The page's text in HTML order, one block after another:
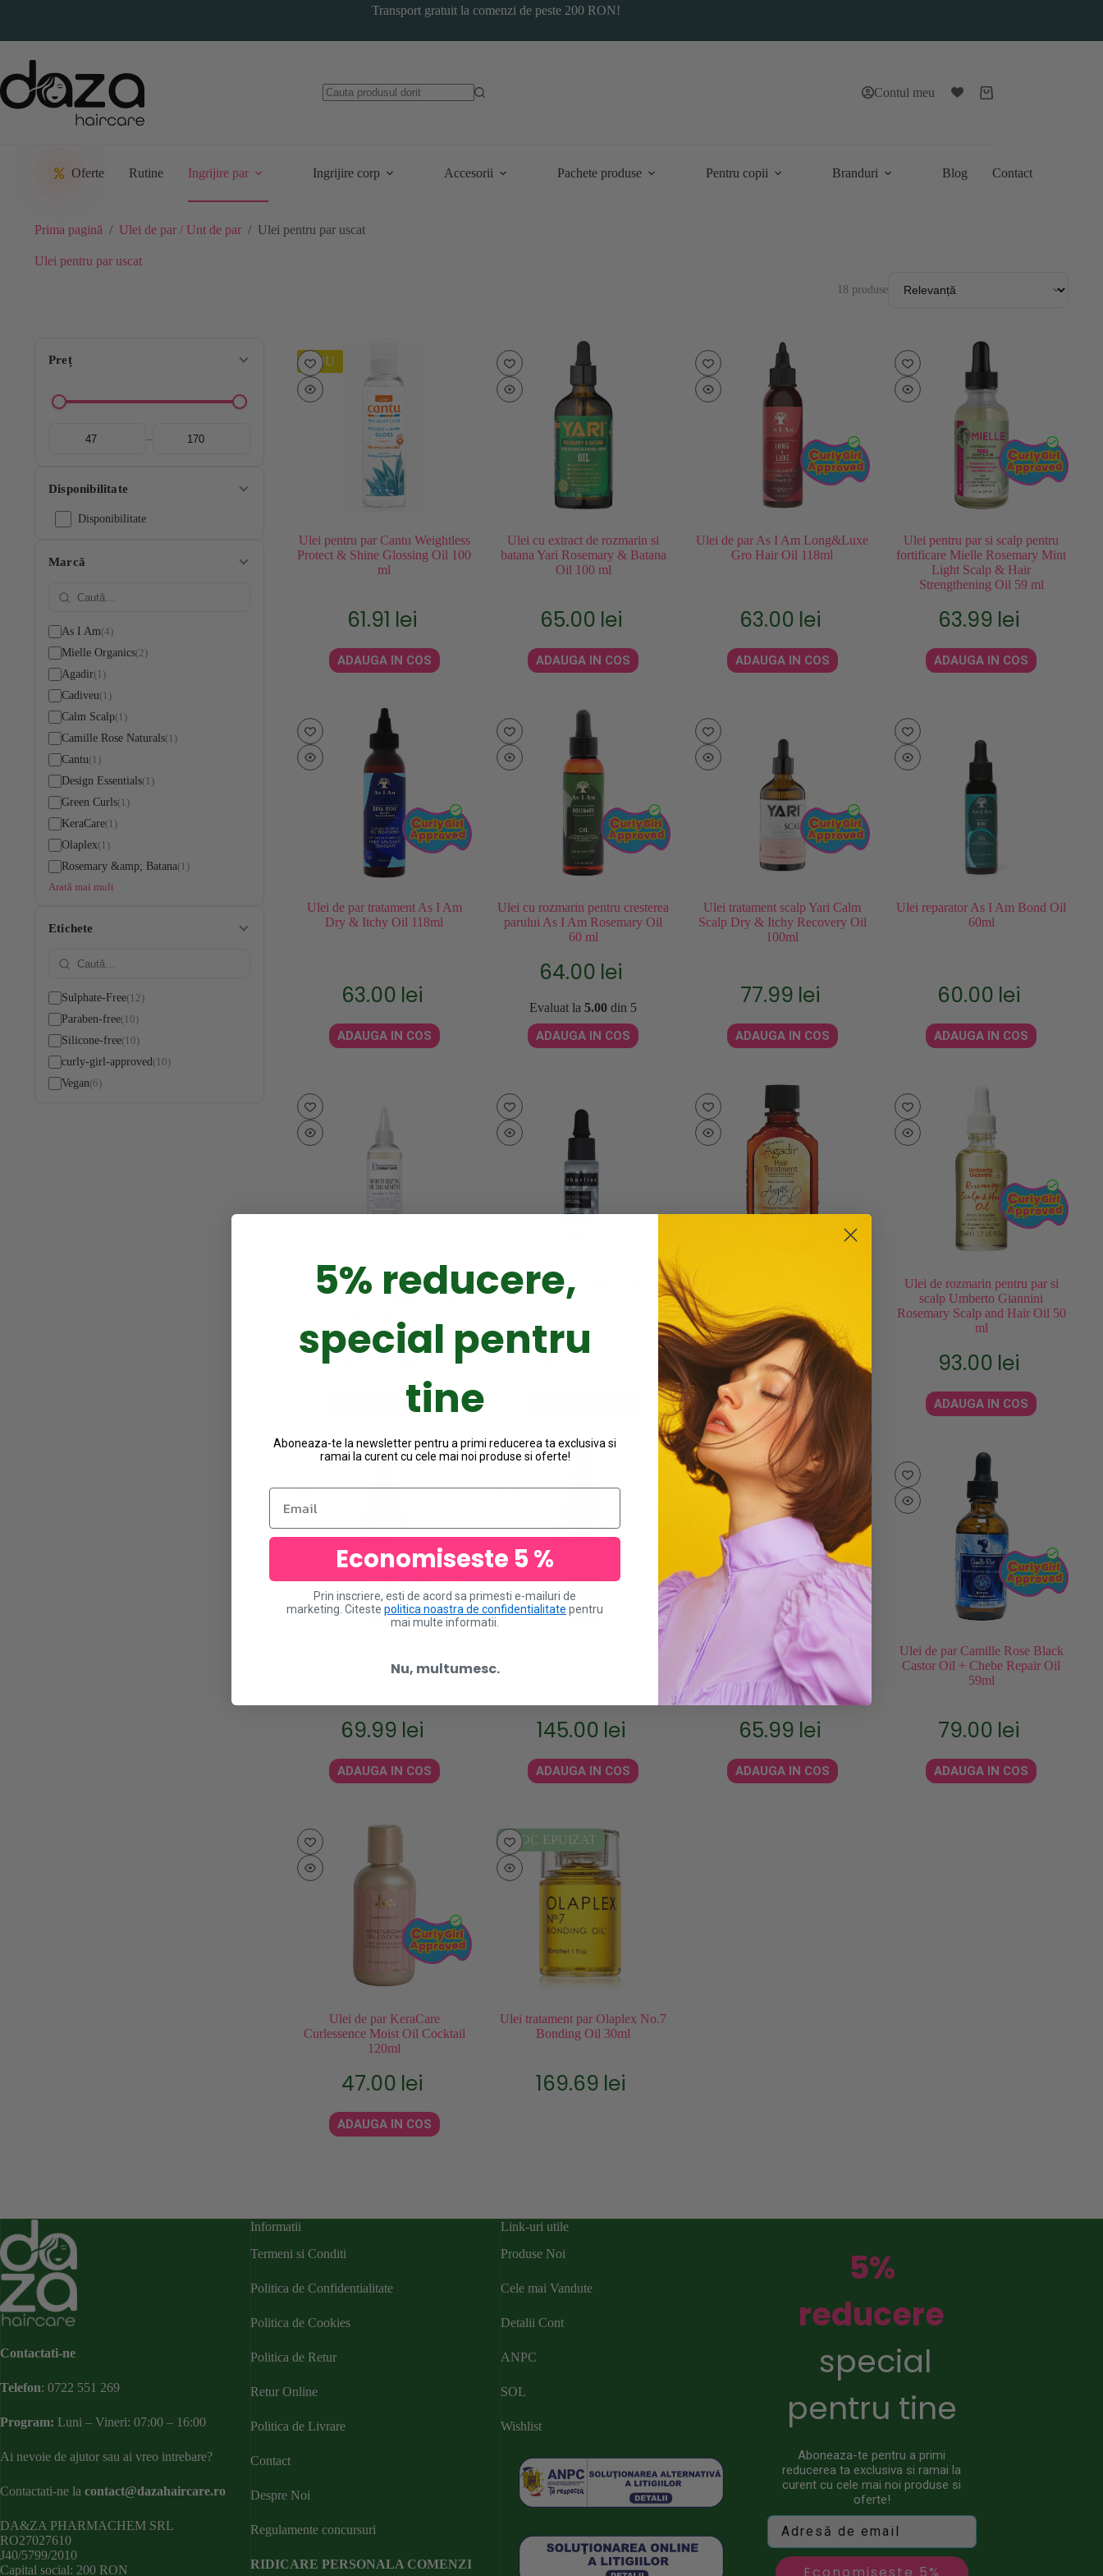
Transport gratuit la comenzi de peste 200 RON!
Contul meu
Coș
Oferte Rutine Ingrijire par Ingrijire corp Accesorii Pachete produse Pentru copii Branduri Blog Contact
Prima pagină / Ulei de par / Unt de par / Ulei pentru par uscat
Ulei pentru par uscat
18 produse
Preț
–
Disponibilitate
Disponibilitate
Marcă
As I Am 4
Mielle Organics 2
Agadir 1
Cadiveu 1
Calm Scalp 1
Camille Rose Naturals 1
Cantu 1
Design Essentials 1
Green Curls 1
KeraCare 1
Olaplex 1
Rosemary &amp; Batana 1
Arată mai mult
Etichete
Sulphate-Free 12
Paraben-free 10
Silicone-free 10
curly-girl-approved 10
Vegan 6
NOU
Ulei pentru par Cantu Weightless
Protect & Shine Glossing Oil 100
ml
61.91 lei
ADAUGA IN COS
Ulei cu extract de rozmarin si
batana Yari Rosemary & Batana
Oil 100 ml
65.00 lei
ADAUGA IN COS
Ulei de par As I Am Long&Luxe
Gro Hair Oil 118ml
63.00 lei
ADAUGA IN COS
Ulei pentru par si scalp pentru
fortificare Mielle Rosemary Mint
Light Scalp & Hair
Strengthening Oil 59 ml
63.99 lei
ADAUGA IN COS
Ulei de par tratament As I Am
Dry & Itchy Oil 118ml
63.00 lei
ADAUGA IN COS
Ulei cu rozmarin pentru cresterea
parului As I Am Rosemary Oil
60 ml
64.00 lei
Evaluat la5.00 din 5
ADAUGA IN COS
Ulei tratament scalp Yari Calm
Scalp Dry & Itchy Recovery Oil
100ml
77.99 lei
ADAUGA IN COS
Ulei reparator As I Am Bond Oil
60ml
60.00 lei
ADAUGA IN COS
Ulei tratament hidratant pentru
scalp Design Essentials Scalp
104ml
ADAUGA IN COS
Ulei tratament Uberliss RituOil
30ml
Treatment 118 ml
150.00lei
ADAUGA IN COS
Ulei de rozmarin pentru par si
scalp Umberto Giannini
Rosemary Scalp and Hair Oil 50
ml
93.00 lei
ADAUGA IN COS
fortificare Mielle Rosemary Mint
69.99 lei
ADAUGA IN COS
145.00 lei
ADAUGA IN COS
Ulei de par YARI Rosemary and
Mint Oil 100ml
65.99 lei
ADAUGA IN COS
Ulei de par Camille Rose Black
Castor Oil + Chebe Repair Oil
59ml
79.00 lei
ADAUGA IN COS
Ulei de par KeraCare
Curlessence Moist Oil Cocktail
120ml
47.00 lei
ADAUGA IN COS
STOC EPUIZAT
Ulei tratament par Olaplex No.7
Bonding Oil 30ml
169.69 lei
Contactati-ne
Telefon: 0722 551 269
Program: Luni – Vineri: 07:00 – 16:00
Ai nevoie de ajutor sau ai vreo intrebare?
Contactati-ne la contact@dazahaircare.ro
DA&ZA PHARMACHEM SRL
RO27027610
J40/5799/2010
Capital social: 200 RON
Informatii
Termeni si Conditi
Politica de Confidentialitate
Politica de Cookies
Politica de Retur
Retur Online
Politica de Livrare
Contact
Despre Noi
Regulamente concursuri
RIDICARE PERSONALA COMENZI
Link-uri utile
Produse Noi
Cele mai Vandute
Detalii Cont
ANPC
SOL
Wishlist
5%
reducere
special
pentru tine
Aboneaza-te pentru a primi
reducerea ta exclusiva si ramai la
curent cu cele mai noi produse si
oferte!
Economiseste 5%
5% reducere,
special pentru
tine
Aboneaza-te la newsletter pentru a primi reducerea ta exclusiva si
ramai la curent cu cele mai noi produse si oferte!
Email
Economiseste 5 %
Prin inscriere, esti de acord sa primesti e-mailuri de
marketing. Citeste politica noastra de confidentialitate pentru
mai multe informatii.
Nu, multumesc.